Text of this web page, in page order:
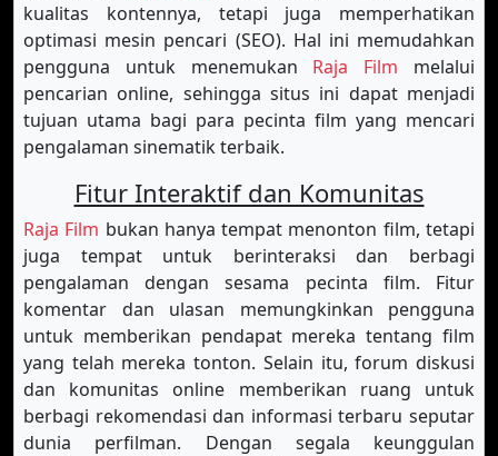
kualitas kontennya, tetapi juga memperhatikan
optimasi mesin pencari (SEO). Hal ini memudahkan
pengguna untuk menemukan Raja Film melalui
pencarian online, sehingga situs ini dapat menjadi
tujuan utama bagi para pecinta film yang mencari
pengalaman sinematik terbaik.
Fitur Interaktif dan Komunitas
Raja Film bukan hanya tempat menonton film, tetapi
juga tempat untuk berinteraksi dan berbagi
pengalaman dengan sesama pecinta film. Fitur
komentar dan ulasan memungkinkan pengguna
untuk memberikan pendapat mereka tentang film
yang telah mereka tonton. Selain itu, forum diskusi
dan komunitas online memberikan ruang untuk
berbagi rekomendasi dan informasi terbaru seputar
dunia perfilman. Dengan segala keunggulan